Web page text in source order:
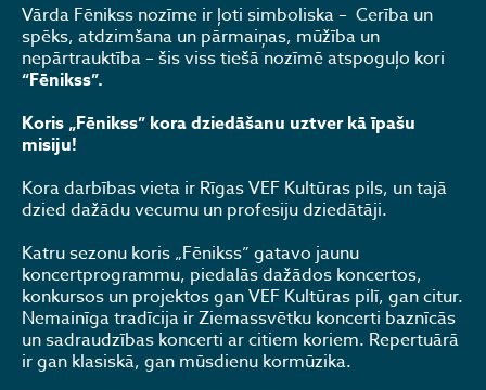
Vārda Fēnikss nozīme ir ļoti simboliska – Cerība un
spēks, atdzimšana un pārmaiņas, mūžība un
nepārtrauktība – šis viss tiešā nozīmē atspoguļo kori
“Fēnikss”.
Koris „Fēnikss” kora dziedāšanu uztver kā īpašu
misiju!
Kora darbības vieta ir Rīgas VEF Kultūras pils, un tajā
dzied dažādu vecumu un profesiju dziedātāji.
Katru sezonu koris „Fēnikss” gatavo jaunu
koncertprogrammu, piedalās dažādos koncertos,
konkursos un projektos gan VEF Kultūras pilī, gan citur.
Nemainīga tradīcija ir Ziemassvētku koncerti baznīcās
un sadraudzības koncerti ar citiem koriem. Repertuārā
ir gan klasiskā, gan mūsdienu kormūzika.